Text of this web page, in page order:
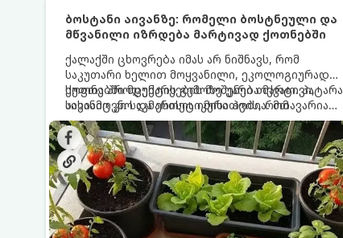
ბოსტანი აივანზე: რომელი ბოსტნეული და
მწვანილი იზრდება მარტივად ქოთნებში
ქალაქში ცხოვრება იმას არ ნიშნავს, რომ
საკუთარი ხელით მოყვანილი, ეკოლოგიურად
სუფთა პროდუქტის გემოზე უარი თქვათ. პატარა
აივანიც კი საკმარისია იმისათვის, რომ
მოიწყოთ მინი-ბოსტანი, საიდანაც
ყოველდღიურად ახალ, არომატულ მწვანილსა
და ბოსტნეულს მოკრეფთ.
ქოთნებში მცენარეების მოშენება მარტივი,
სასიამოვნო და ესთეტიკური ჰობია. მთავარია
იცოდეთ, რომელი კულტურები ეგუებიან
ქოთნის პირობებს ყველაზე კარგად და როგორ
მოუაროთ მათ სწორად.